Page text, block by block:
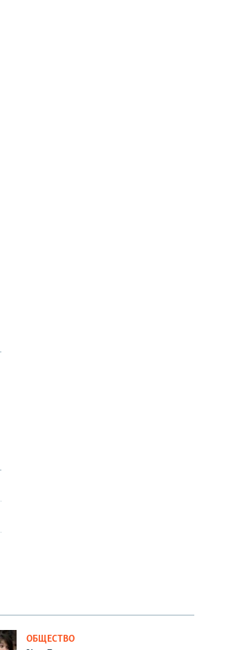
ОБЩЕСТВО